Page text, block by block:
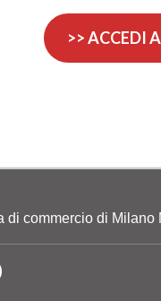
>> ACCEDI
di commercio di